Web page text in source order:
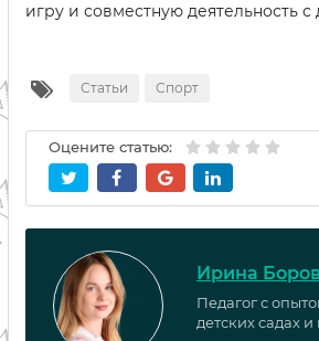
игру и совместную деятельность с
Статьи Спорт
Оцените статью:
Ирина
Педагог с
детских садах и